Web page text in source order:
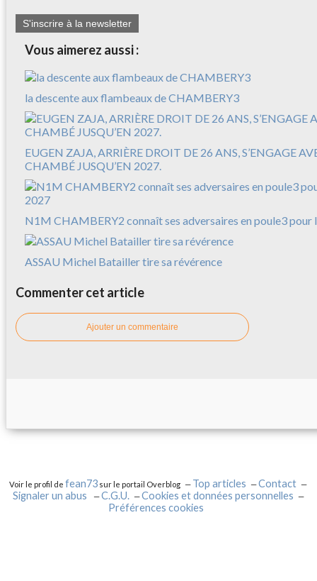
S'inscrire à la newsletter
Vous aimerez aussi :
la descente aux flambeaux de CHAMBERY3
EUGEN ZAJA, ARRIÈRE DROIT DE 26 ANS, S’ENGAGE
CHAMBÉ JUSQU’EN 2027.
N1M CHAMBERY2 connaît ses adversaires en poule3 pour
ASSAU Michel Batailler tire sa révérence
Commenter cet article
Ajouter un commentaire
Voir le profil defean73 sur le portail Overblog Top articles
Contact
Signaler un abus
C.G.U.
Cookies et données personnelles
Préférences cookies